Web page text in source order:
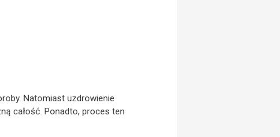
Natomiast uzdrowienie
całość. Ponadto, proces ten